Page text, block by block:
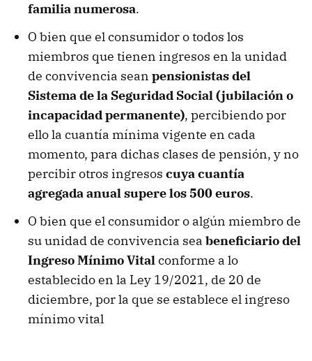
familia numerosa.
O bien que el consumidor o todos los
miembros que tienen ingresos en la unidad
de convivencia sean pensionistas del
Sistema de la Seguridad Social (jubilación o
incapacidad permanente), percibiendo por
ello la cuantía mínima vigente en cada
momento, para dichas clases de pensión, y no
percibir otros ingresos cuya cuantía
agregada anual supere los 500 euros.
O bien que el consumidor o algún miembro de
su unidad de convivencia sea beneficiario del
Ingreso Mínimo Vitalconforme a lo
establecido en la Ley 19/2021, de 20 de
diciembre, por la que se establece el ingreso
mínimo vital